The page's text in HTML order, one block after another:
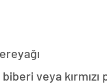
biberi veya